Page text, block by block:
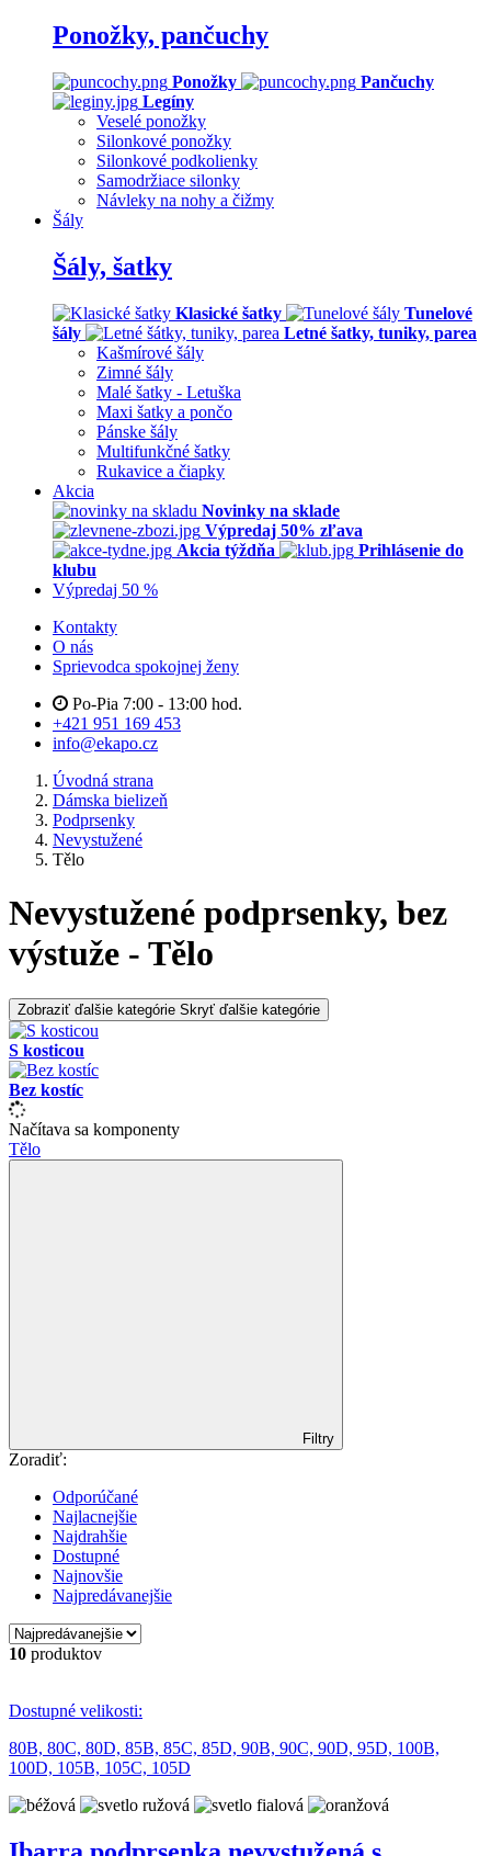
Ponožky, pančuchy
Ponožky
Pančuchy
Legíny
Veselé ponožky
Silonkové ponožky
Silonkové podkolienky
Samodržiace silonky
Návleky na nohy a čižmy
Šály
Šály, šatky
Klasické šatky
Tunelové
šály
Letné šatky, tuniky, parea
Kašmírové šály
Zimné šály
Malé šatky - Letuška
Maxi šatky a pončo
Pánske šály
Multifunkčné šatky
Rukavice a čiapky
Akcia
Novinky na sklade
Výpredaj 50% zľava
Akcia týždňa
Prihlásenie do
klubu
Výpredaj 50 %
Kontakty
O nás
Sprievodca spokojnej ženy
Po-Pia 7:00 - 13:00 hod.
+421 951 169 453
info@ekapo.cz
Úvodná strana
Dámska bielizeň
Podprsenky
Nevystužené
Tělo
Nevystužené podprsenky, bez
výstuže - Tělo
Zobraziť ďalšie kategórie Skryť ďalšie kategórie
S kosticou
Bez kostíc
Načítava sa komponenty
Tělo
Filtry
Zoradiť:
Odporúčané
Najlacnejšie
Najdrahšie
Dostupné
Najnovšie
Najpredávanejšie
10 produktov
Dostupné velikosti:
80B, 80C, 80D, 85B, 85C, 85D, 90B, 90C, 90D, 95D, 100B,
100D, 105B, 105C, 105D